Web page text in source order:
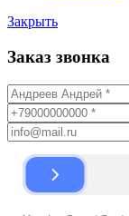
Закрыть
Заказ звонка